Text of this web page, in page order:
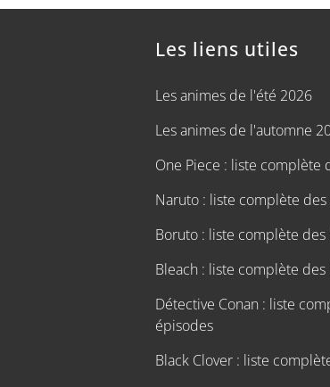
Les liens utiles
Les animes de l'été 2026
Les animes de l'automne
One Piece : liste complète
Naruto : liste complète
Boruto : liste complète des
Bleach : liste complète
Détective Conan : liste
épisodes
Black Clover : liste